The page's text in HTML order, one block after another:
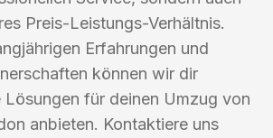
Preis-Leistungs-Verhältnis.
Erfahrungen und
können wir dir
für deinen Umzug von
anbieten. Kontaktiere uns